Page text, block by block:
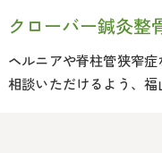
クローバー鍼灸整
ヘルニアや脊柱管狭窄
相談いただけるよう、福